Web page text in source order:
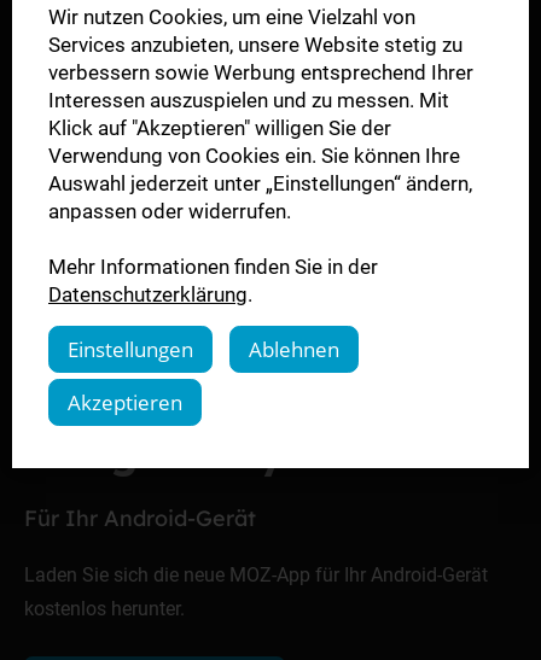
Für Ihr Android-Gerät
Laden Sie sich die neue MOZ-App für Ihr Android-Gerät
kostenlos herunter.
Wir nutzen Cookies, um eine Vielzahl von
Services anzubieten, unsere Website stetig zu
verbessern sowie Werbung entsprechend Ihrer
Interessen auszuspielen und zu messen. Mit
Klick auf "Akzeptieren" willigen Sie der
Verwendung von Cookies ein. Sie können Ihre
Auswahl jederzeit unter „Einstellungen“ ändern,
anpassen oder widerrufen.
Mehr Informationen finden Sie in der
Datenschutzerklärung.
Einstellungen
Ablehnen
Akzeptieren